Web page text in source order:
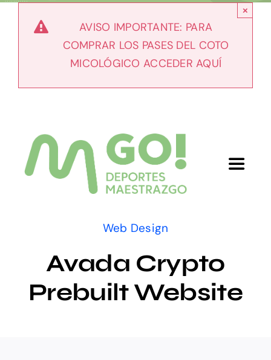
AVISO IMPORTANTE: PARA
COMPRAR LOS PASES DEL COTO
MICOLÓGICO ACCEDER AQUÍ
×
Toggle
Eventos
Web Design
Avada Crypto
Prebuilt Website